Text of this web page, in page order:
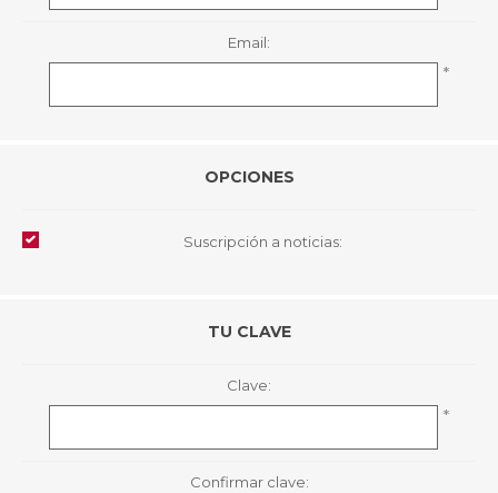
Email:
*
OPCIONES
Suscripción a noticias:
TU CLAVE
Clave:
*
Confirmar clave: